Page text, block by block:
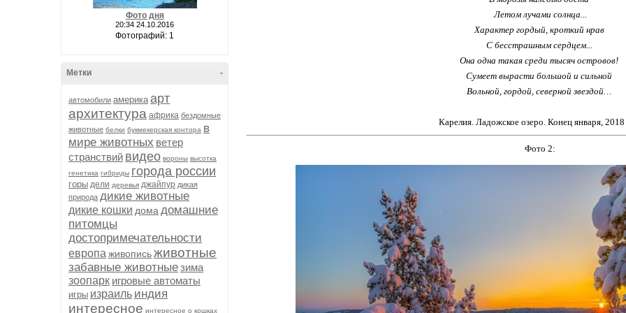
Фото дня
20:34 24.10.2016
Фотографий: 1
-
Метки
автомобили америка арт
архитектура африка бездомные
животные белки букмекерская контора в
мире животных ветер
странствий видео вороны высотка
генетика гибриды города россии
горы дели деревья джайпур дикая
природа дикие животные
дикие кошки дома домашние
питомцы
достопримечательности
европа живописьживотные
забавные животныезима
зоопарк игровые автоматы
игры израиль индия
интересное интересное о кошках
Летом лучами солнца...
Характер гордый, кроткий нрав
С бесстрашным сердцем...
Она одна такая среди тысяч островов!
Сумеет вырасти большой и сильной
Вольной, гордой, северной звездой…
Карелия. Ладожское озеро. Конец января, 2018
Фото 2: